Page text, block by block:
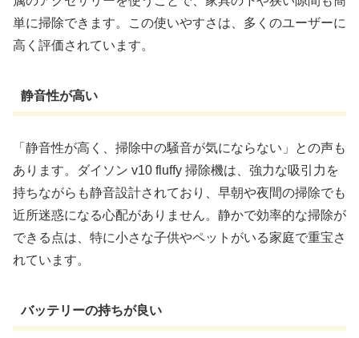
単に掃除できます。この使いやすさは、多くのユーザーに
高く評価されています。
静音性が高い
「静音性が高く、掃除中の騒音が気にならない」との声も
あります。ダイソン v10 fluffy 掃除機は、強力な吸引力を
持ちながらも静音設計されており、早朝や夜間の掃除でも
近所迷惑になる心配がありません。静かで効率的な掃除が
できる点は、特に小さな子供やペットがいる家庭で重宝さ
れています。
バッテリーの持ちが良い